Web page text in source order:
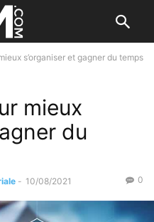
s’organiser et gagner du temps
mieux
du
- 10/08/2021 0